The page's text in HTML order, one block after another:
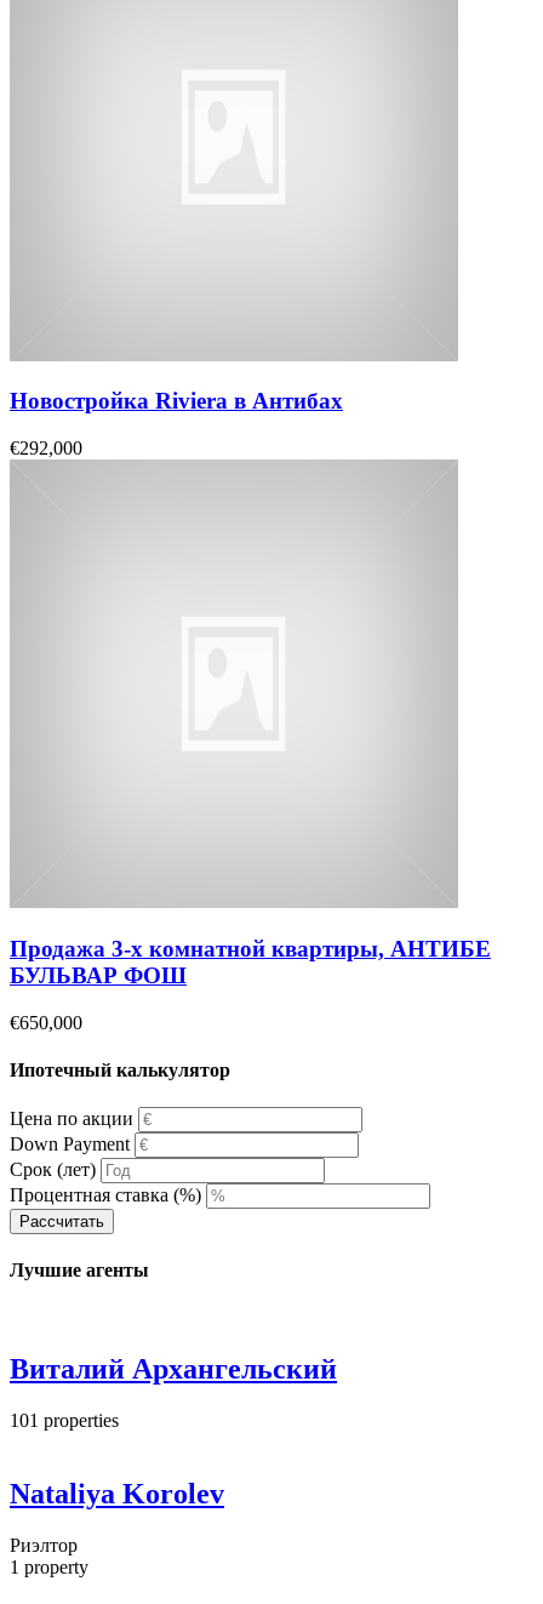
Новостройка Riviera в Антибах
€292,000
Продажа 3-х комнатной квартиры, АНТИБЕ
БУЛЬВАР ФОШ
€650,000
Ипотечный калькулятор
Цена по акции
Down Payment
Срок (лет)
Процентная ставка (%)
Рассчитать
Лучшие агенты
Виталий Архангельский
101 properties
Nataliya Korolev
Риэлтор
1 property